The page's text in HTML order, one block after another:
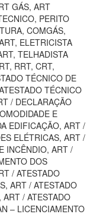
GÁS, ART
PERITO
COMGÁS,
ELETRICISTA
TELHADISTA
RRT, CRT,
TÉCNICO DE
TÉCNICO
/ DECLARAÇÃO
E
EDIFICAÇÃO, ART /
ELÉTRICAS, ART /
INCÊNDIO, ART /
DOS
/ ATESTADO
ART / ATESTADO
/ ATESTADO
– LICENCIAMENTO